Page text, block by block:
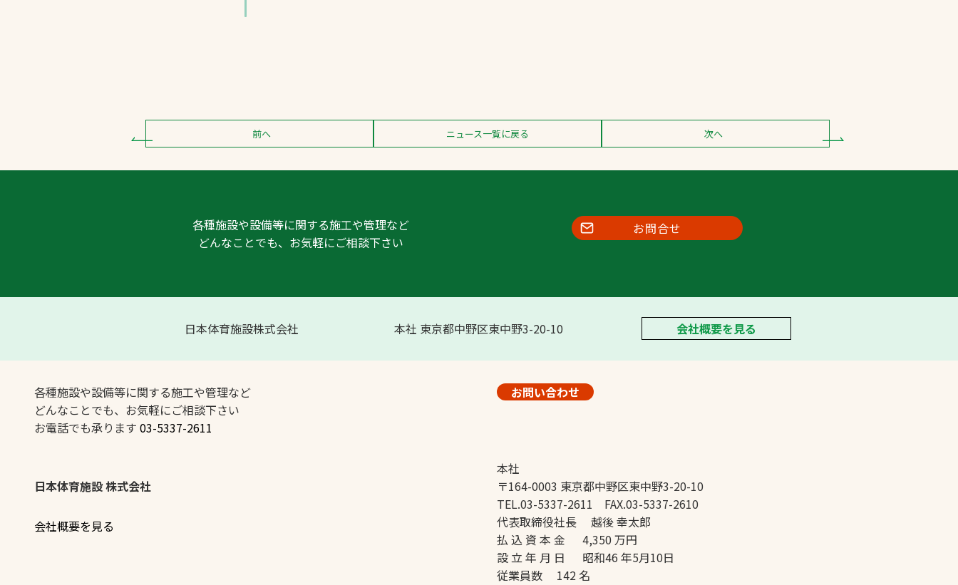
前へ ニュース一覧に戻る 次へ
各種施設や設備等に関する施工や管理など
どんなことでも、お気軽にご相談下さい
お問合せ
日本体育施設株式会社 本社 東京都中野区東中野3-20-10 会社概要を見る
各種施設や設備等に関する施工や管理など
どんなことでも、お気軽にご相談下さい
お電話でも承ります 03-5337-2611
お問い合わせ
日本体育施設 株式会社
会社概要を見る
本社
〒164-0003 東京都中野区東中野3-20-10
TEL.03-5337-2611 FAX.03-5337-2610
代表取締役社長 越後 幸太郎
払 込 資 本 金 4,350 万円
設 立 年 月 日 昭和46 年5月10日
従業員数 142 名